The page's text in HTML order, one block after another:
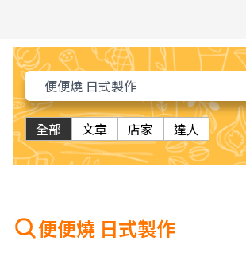
全部 文章 店家 達人
便便燒 日式製作